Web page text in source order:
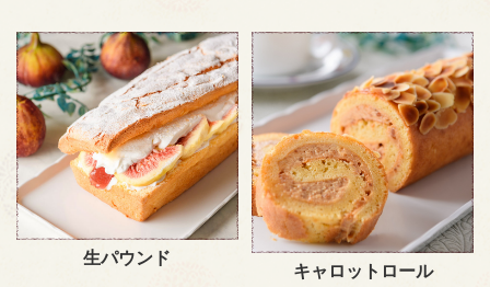
生パウンド
キャロットロール